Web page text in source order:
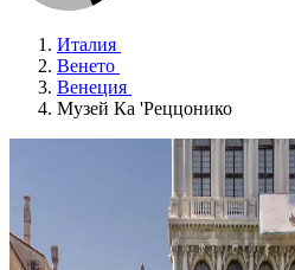
Италия
Венето
Венеция
Музей Ка 'Реццонико